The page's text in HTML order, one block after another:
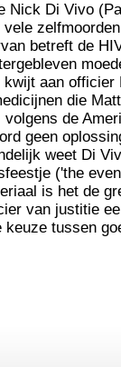
Nick Di Vivo
betreft de
aan officier
die
de
geen
weet Di
('the
is het de
van justitie
tussen